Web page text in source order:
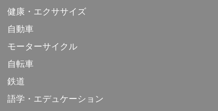
健康・エクササイズ
自動車
モーターサイクル
自転車
鉄道
語学・エデュケーション